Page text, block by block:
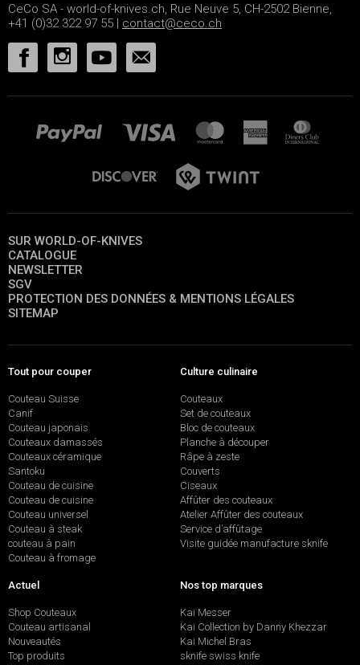
CeCo SA - world-of-knives.ch, Rue Neuve 5, CH-2502 Bienne,
+41 (0)32 322 97 55 | contact@ceco.ch
SUR WORLD-OF-KNIVES
CATALOGUE
NEWSLETTER
SGV
PROTECTION DES DONNÉES & MENTIONS LÉGALES
SITEMAP
Tout pour couper
Couteau Suisse
Canif
Couteau japonais
Couteaux damassés
Couteaux céramique
Santoku
Couteau de cuisine
Couteau de cuisine
Couteau universel
Couteau à steak
couteau à pain
Couteau à fromage
Culture culinaire
Couteaux
Set de couteaux
Bloc de couteaux
Planche à découper
Râpe à zeste
Couverts
Ciseaux
Affûter des couteaux
Atelier Affûter des couteaux
Service d’affûtage
Visite guidée manufacture sknife
Actuel
Shop Couteaux
Couteau artisanal
Nouveautés
Top produits
Nos top marques
Kai Messer
Kai Collection by Danny Khezzar
Kai Michel Bras
sknife swiss knife